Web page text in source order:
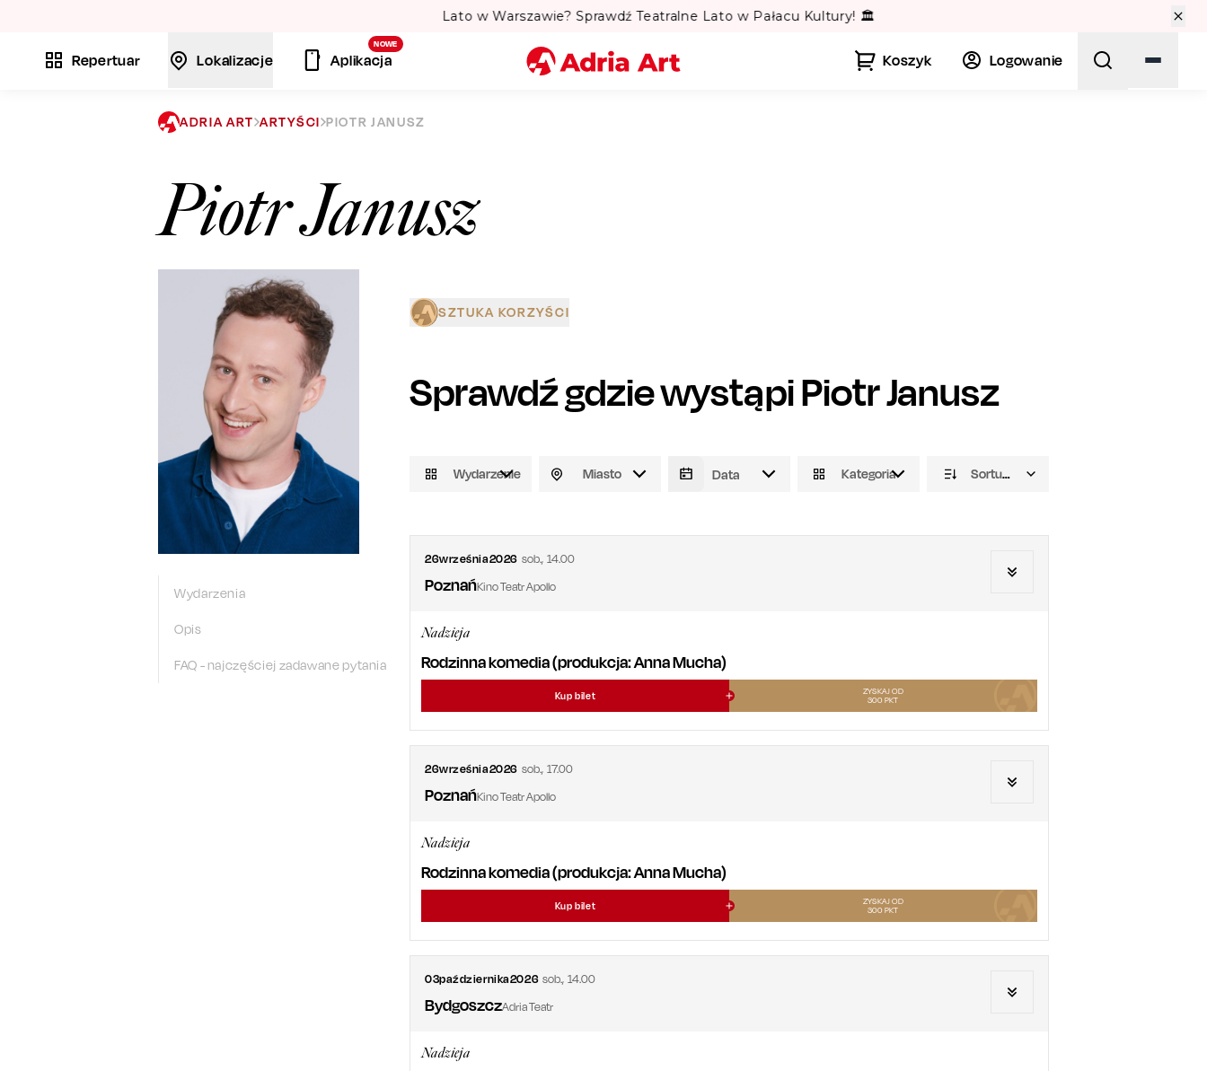
Lato w Warszawie? Sprawdź Teatralne Lato w Pałacu Kultury! 🏛️
Repertuar Lokalizacje
NOWE
Aplikacja Koszyk Logowanie
ADRIA ART ARTYŚCI PIOTR JANUSZ
Piotr Janusz
Wydarzenia
Opis
FAQ - najczęściej zadawane pytania
SZTUKA KORZYŚCI
Sprawdź gdzie wystąpiPiotr Janusz
Wydarzenie Miasto Kategoria Sortuj domyślnie
26września2026 sob., 14.00
PoznańKino Teatr Apollo
Nadzieja
Rodzinna komedia (produkcja: Anna Mucha)
Kup bilet
ZYSKAJ OD
300 PKT
26września2026 sob., 17.00
PoznańKino Teatr Apollo
Nadzieja
Rodzinna komedia (produkcja: Anna Mucha)
Kup bilet
ZYSKAJ OD
300 PKT
03października2026 sob.,14.00
BydgoszczAdria Teatr
Nadzieja